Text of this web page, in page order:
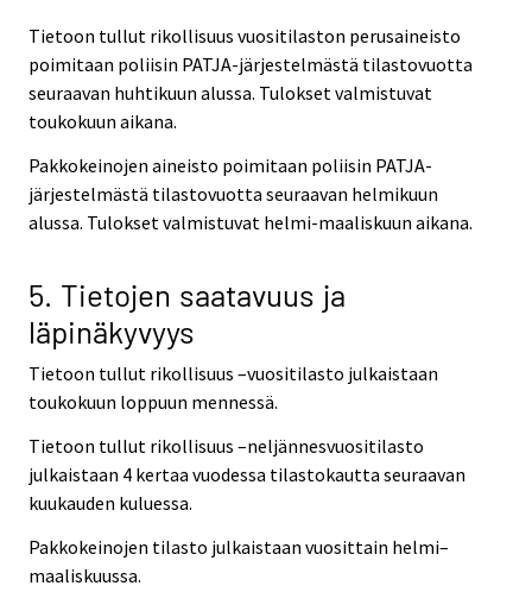
Tietoon tullut rikollisuus vuositilaston perusaineisto
poimitaan poliisin PATJA-järjestelmästä tilastovuotta
seuraavan huhtikuun alussa. Tulokset valmistuvat
toukokuun aikana.
Pakkokeinojen aineisto poimitaan poliisin PATJA-
järjestelmästä tilastovuotta seuraavan helmikuun
alussa. Tulokset valmistuvat helmi-maaliskuun aikana.
5. Tietojen saatavuus ja
läpinäkyvyys
Tietoon tullut rikollisuus –vuositilasto julkaistaan
toukokuun loppuun mennessä.
Tietoon tullut rikollisuus –neljännesvuositilasto
julkaistaan 4 kertaa vuodessa tilastokautta seuraavan
kuukauden kuluessa.
Pakkokeinojen tilasto julkaistaan vuosittain helmi–
maaliskuussa.